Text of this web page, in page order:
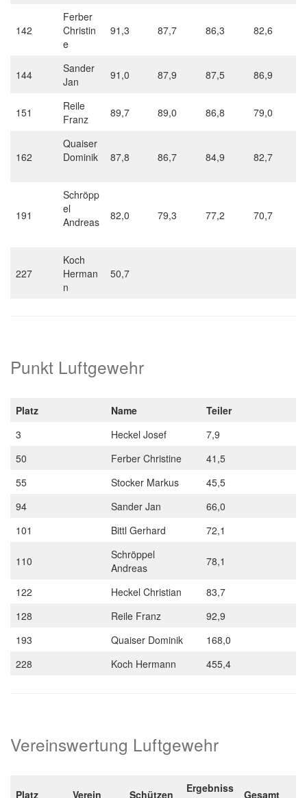
142
Ferber
Christin
e
91,3 87,7 86,3 82,6
144
Sander
Jan
91,0 87,9 87,5 86,9
151
Reile
Franz
89,7 89,0 86,8 79,0
162
Quaiser
Dominik
87,8 86,7 84,9 82,7
191
Schröpp
el
Andreas
82,0 79,3 77,2 70,7
227
Koch
Herman
n
50,7
Punkt Luftgewehr
Platz Name
Teiler
3
Heckel Josef
7,9
50
Ferber Christine
41,5
55
Stocker Markus
45,5
94
Sander Jan
66,0
101
Bittl Gerhard 72,1
110
Schröppel
Andreas
78,1
122 Heckel Christian
83,7
128
Reile Franz
92,9
193
Quaiser Dominik
168,0
228
Koch Hermann 455,4
Vereinswertung Luftgewehr
Platz Verein Schützen
Ergebniss
Gesamt